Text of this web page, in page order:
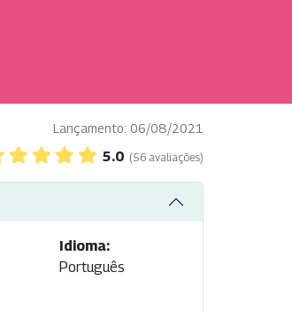
Lançamento: 06/08/2021
5.0 (56 avaliações)
Idioma:
Português